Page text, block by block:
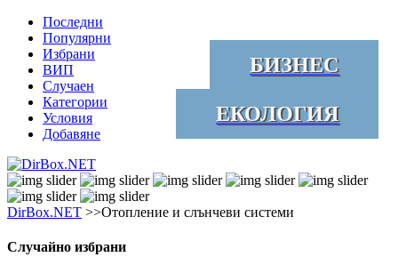
Последни
Популярни
Избрани
ВИП
Случаен
Категории
Условия
Добавяне
БИЗНЕС
ЕКОЛОГИЯ
DirBox.NET >>Отопление и слънчеви системи
Случайно избрани